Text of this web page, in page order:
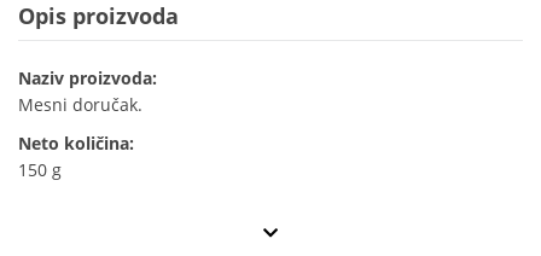
Opis proizvoda
Naziv proizvoda:
Mesni doručak.
Neto količina:
150 g